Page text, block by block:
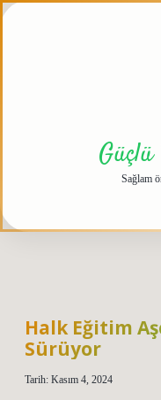
Sağlam
Halk Eğitim
Sürüyor
Tarih: Kasım 4, 2024